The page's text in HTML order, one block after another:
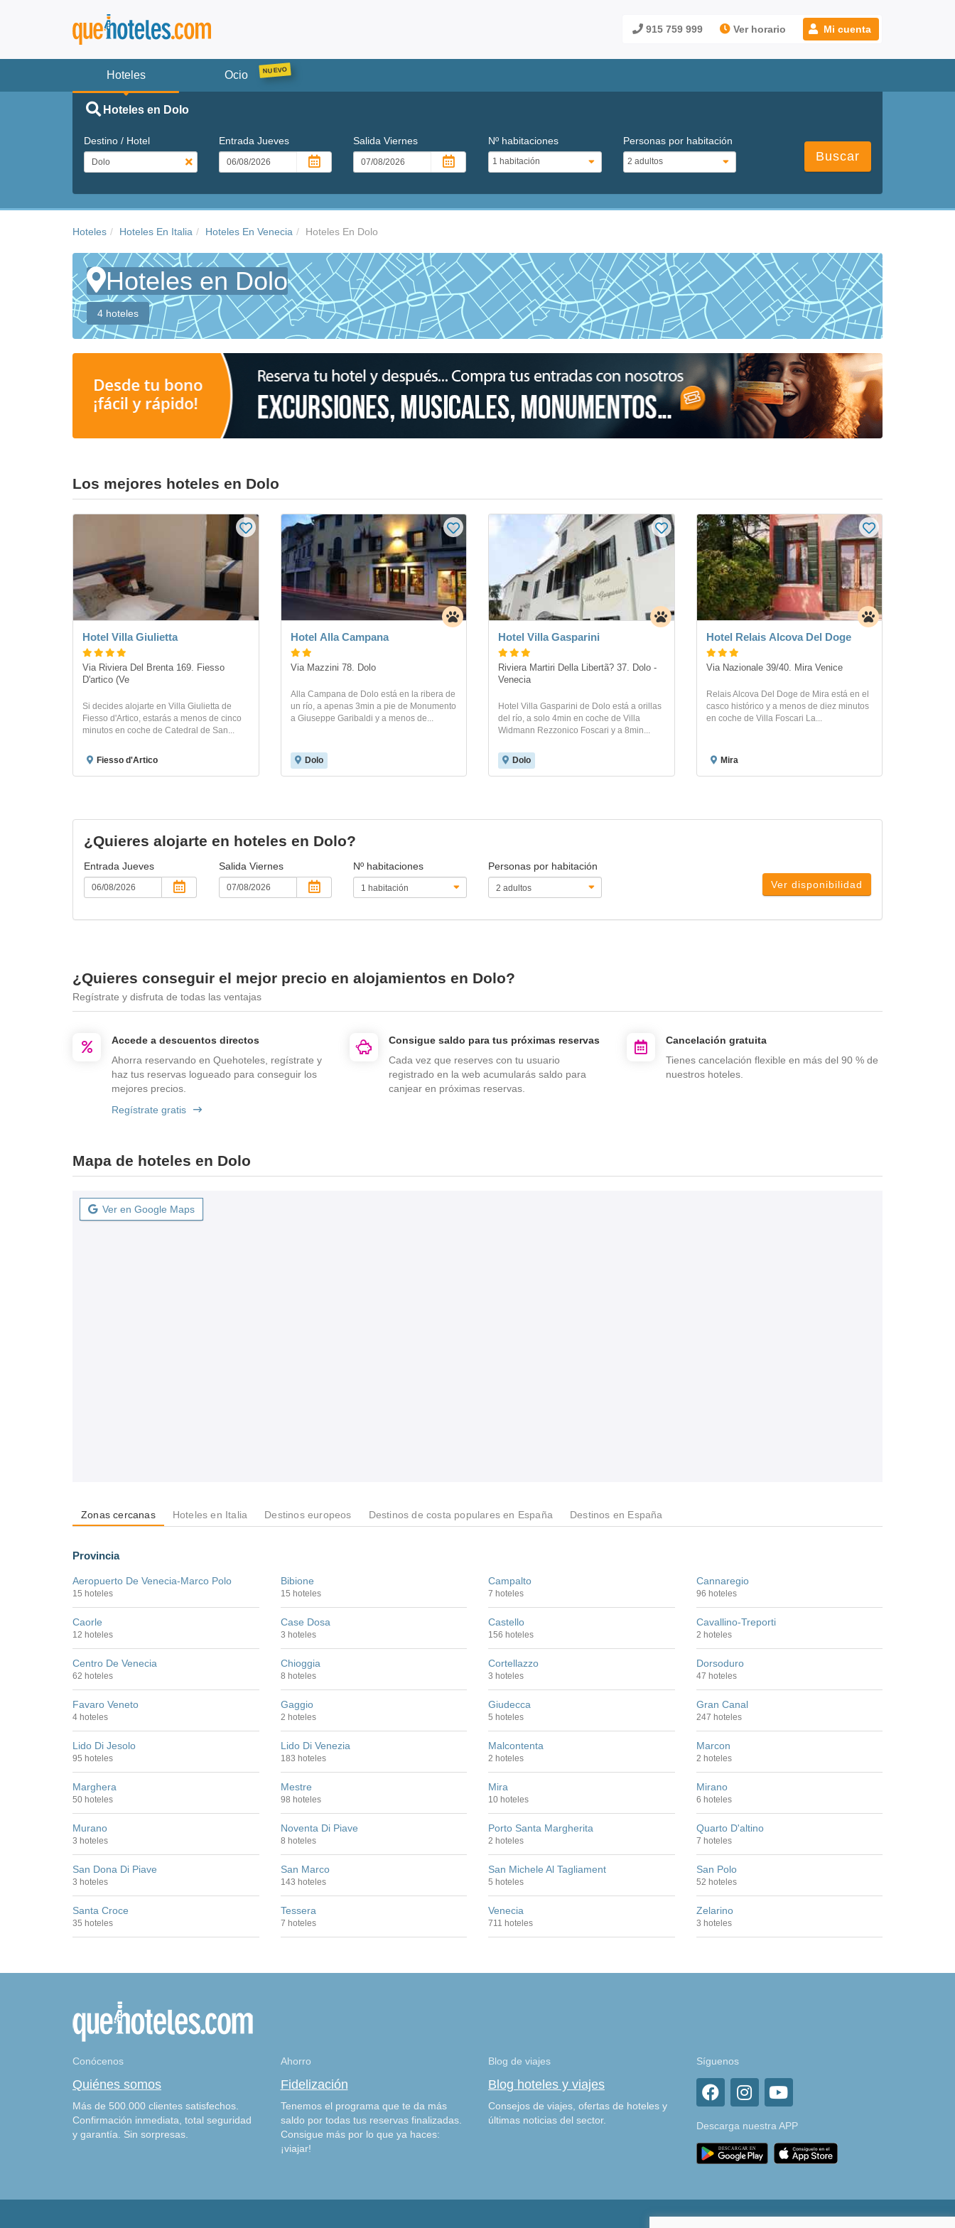
915 759 999 Ver horario Mi cuenta
Hoteles Ocio
Hoteles en Dolo
Destino / Hotel Entrada Jueves SalidaViernes Nº habitaciones Personas por habitación
Buscar
Hoteles Hoteles En Italia Hoteles En Venecia Hoteles En Dolo
Hoteles en Dolo
4 hoteles
Los mejores hoteles en Dolo
Hotel Villa Giulietta
Via Riviera Del Brenta 169. Fiesso
D'artico (Ve
Si decides alojarte en Villa Giulietta de
Fiesso d'Artico, estarás a menos de cinco
minutos en coche de Catedral de San...
Fiesso d'Artico
Hotel Alla Campana
Via Mazzini 78. Dolo
Alla Campana de Dolo está en la ribera de
un río, a apenas 3min a pie de Monumento
a Giuseppe Garibaldi y a menos de...
Dolo
Hotel Villa Gasparini
Riviera Martiri Della Libertã? 37. Dolo -
Venecia
Hotel Villa Gasparini de Dolo está a orillas
del río, a solo 4min en coche de Villa
Widmann Rezzonico Foscari y a 8min...
Dolo
Hotel Relais Alcova Del Doge
Via Nazionale 39/40. Mira Venice
Relais Alcova Del Doge de Mira está en el
casco histórico y a menos de diez minutos
en coche de Villa Foscari La...
Mira
¿Quieres alojarte en hoteles en Dolo?
Entrada Jueves Salida Viernes Nº habitaciones
Personas por habitación
Ver disponibilidad
¿Quieres conseguir el mejor precio en alojamientos en Dolo?
Regístrate y disfruta de todas las ventajas
Accede a descuentos directos
Ahorra reservando en Quehoteles, regístrate y
haz tus reservas logueado para conseguir los
mejores precios.
Regístrate gratis
Consigue saldo para tus próximas reservas
Cada vez que reserves con tu usuario
registrado en la web acumularás saldo para
canjear en próximas reservas.
Cancelación gratuita
Tienes cancelación flexible en más del 90 % de
nuestros hoteles.
Mapa de hoteles en Dolo
Ver en Google Maps
Zonas cercanas Hoteles en Italia Destinos europeos Destinos de costa populares en España Destinos en España
Provincia
Aeropuerto De Venecia-Marco Polo
15 hoteles
Bibione
15 hoteles
Campalto
7 hoteles
Cannaregio
96 hoteles
Caorle
12 hoteles
Case Dosa
3 hoteles
Castello
156 hoteles
Cavallino-Treporti
2 hoteles
Centro De Venecia
62 hoteles
Chioggia
8 hoteles
Cortellazzo
3 hoteles
Dorsoduro
47 hoteles
Favaro Veneto
4 hoteles
Gaggio
2 hoteles
Giudecca
5 hoteles
Gran Canal
247 hoteles
Lido Di Jesolo
95 hoteles
Lido Di Venezia
183 hoteles
Malcontenta
2 hoteles
Marcon
2 hoteles
Marghera
50 hoteles
Mestre
98 hoteles
Mira
10 hoteles
Mirano
6 hoteles
Murano
3 hoteles
Noventa Di Piave
8 hoteles
Porto Santa Margherita
2 hoteles
Quarto D'altino
7 hoteles
San Dona Di Piave
3 hoteles
San Marco
143 hoteles
San Michele Al Tagliament
5 hoteles
San Polo
52 hoteles
Santa Croce
35 hoteles
Tessera
7 hoteles
Venecia
711 hoteles
Zelarino
3 hoteles
Conócenos
Quiénes somos
Más de 500.000 clientes satisfechos.
Confirmación inmediata, total seguridad
y garantía. Sin sorpresas.
Ahorro
Fidelización
Tenemos el programa que te da más
saldo por todas tus reservas finalizadas.
Consigue más por lo que ya haces:
¡viajar!
Blog de viajes
Blog hoteles y viajes
Consejos de viajes, ofertas de hoteles y
últimas noticias del sector.
Síguenos
Descarga nuestra APP